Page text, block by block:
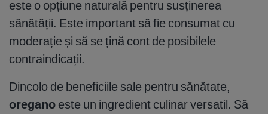
este o opțiune naturală pentru susținerea
sănătății. Este important să fie consumat cu
moderație și să se țină cont de posibilele
contraindicații.
Dincolo de beneficiile sale pentru sănătate,
oregano este un ingredient culinar versatil. Să